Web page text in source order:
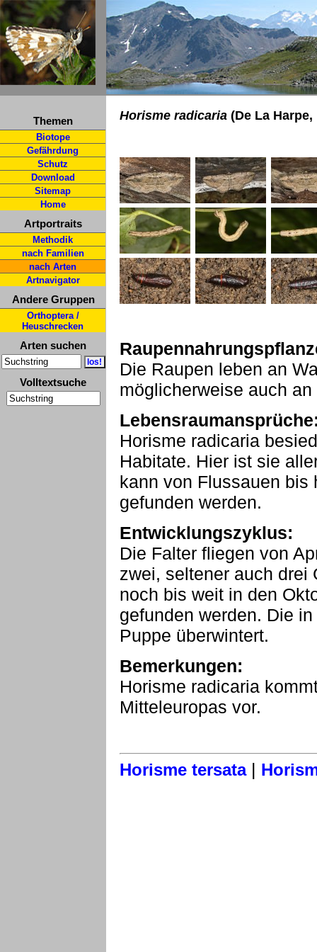
Themen
Biotope
Gefährdung
Schutz
Download
Sitemap
Home
Artportraits
Methodik
nach Familien
nach Arten
Artnavigator
Andere Gruppen
Orthoptera /
Heuschrecken
Arten suchen
Volltextsuche
Horisme radicaria (De La
Die Raupen leben an
möglicherweise auch
Horisme radicaria
Habitate. Hier ist sie
kann von Flussauen bis
gefunden werden.
Entwicklungszyklus:
Die Falter fliegen von
zwei, seltener auch drei
noch bis weit in den
gefunden werden. Die
Puppe überwintert.
Bemerkungen:
Horisme radicaria
Mitteleuropas vor.
Horisme tersata|